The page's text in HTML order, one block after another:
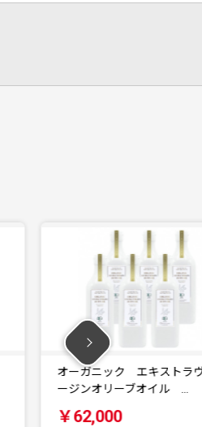
ラヴァ
…
オーガニック エ
ージンオリーブ
￥42,000